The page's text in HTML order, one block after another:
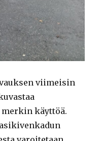
viimeisin
käyttöä.